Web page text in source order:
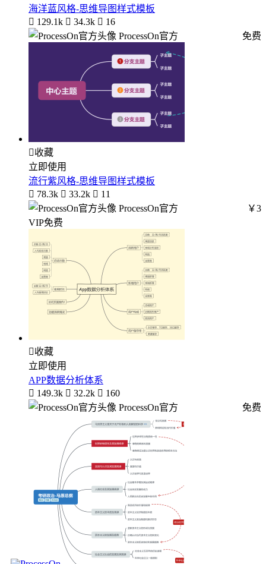
海洋蓝风格-思维导图样式模板
 129.1k  34.3k  16
ProcessOn官方
免费
收藏
立即使用
流行紫风格-思维导图样式模板
 78.3k  33.2k  11
ProcessOn官方
￥3
VIP免费
收藏
立即使用
APP数据分析体系
 149.3k  32.2k  160
ProcessOn官方
免费